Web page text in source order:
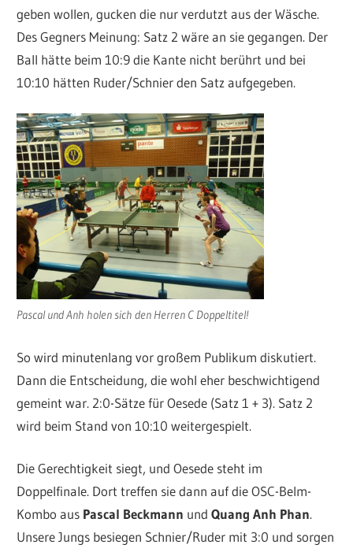
geben wollen, gucken die nur verdutzt aus der Wäsche.
Des Gegners Meinung: Satz 2 wäre an sie gegangen. Der
Ball hätte beim 10:9 die Kante nicht berührt und bei
10:10 hätten Ruder/Schnier den Satz aufgegeben.
Pascal und Anh holen sich den Herren C Doppeltitel!
So wird minutenlang vor großem Publikum diskutiert.
Dann die Entscheidung, die wohl eher beschwichtigend
gemeint war. 2:0-Sätze für Oesede (Satz 1 + 3). Satz 2
wird beim Stand von 10:10 weitergespielt.
Die Gerechtigkeit siegt, und Oesede steht im
Doppelfinale. Dort treffen sie dann auf die OSC-Belm-
Kombo aus Pascal Beckmann undQuang Anh Phan.
Unsere Jungs besiegen Schnier/Ruder mit 3:0 und sorgen